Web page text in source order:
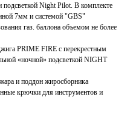
Night Pilot. В комплекте
7мм и системой "GBS"
газ. баллона объемом не более
PRIME FIRE с перекрестным
«ночной» подсветкой NIGHT
и поддон жиросборника
крючки для инструментов и